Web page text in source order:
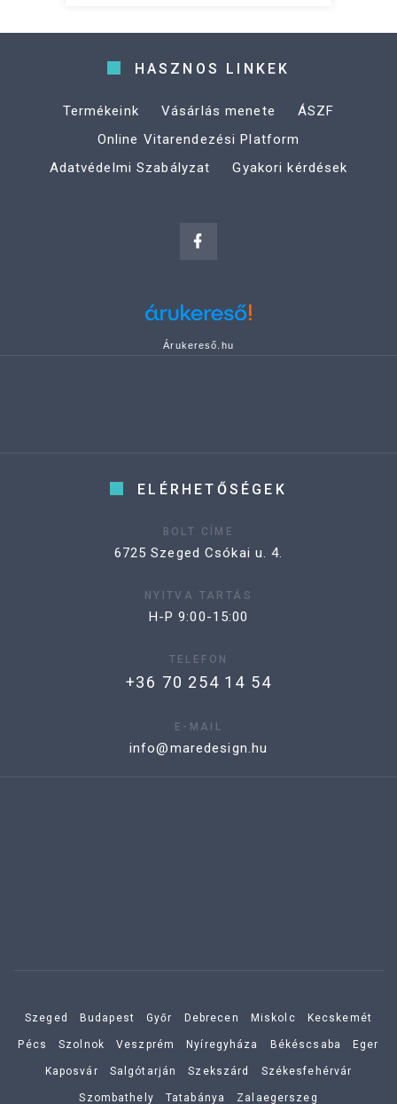
HASZNOS LINKEK
Termékeink Vásárlás menete
ÁSZF
Online Vitarendezési Platform
Adatvédelmi Szabályzat
Gyakori kérdések
Árukereső.hu
ELÉRHETŐSÉGEK
BOLT CÍME
6725 Szeged Csókai u. 4.
NYITVA TARTÁS
H-P 9:00-15:00
TELEFON
+36 70 254 14 54
E-MAIL
info@maredesign.hu
Szeged Budapest Győr Debrecen Miskolc Kecskemét
Pécs Szolnok Veszprém Nyíregyháza Békéscsaba Eger
Kaposvár Salgótarján Szekszárd Székesfehérvár
Szombathely Tatabánya Zalaegerszeg